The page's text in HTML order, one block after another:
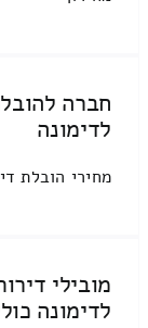
חברה
לדימונה
מחירי הובלת
לדימונה